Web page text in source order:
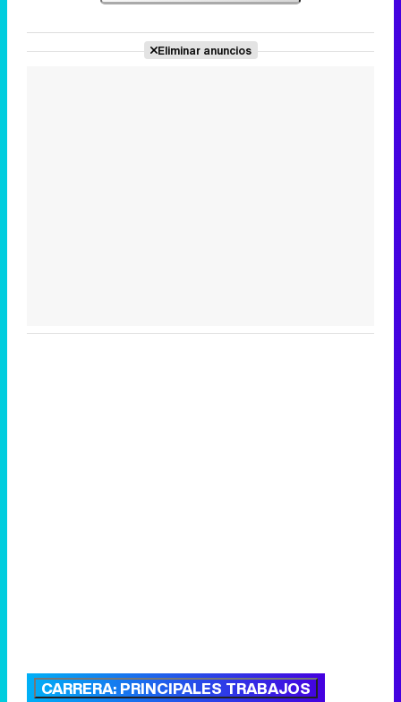
Eliminar anuncios
CARRERA: PRINCIPALES TRABAJOS